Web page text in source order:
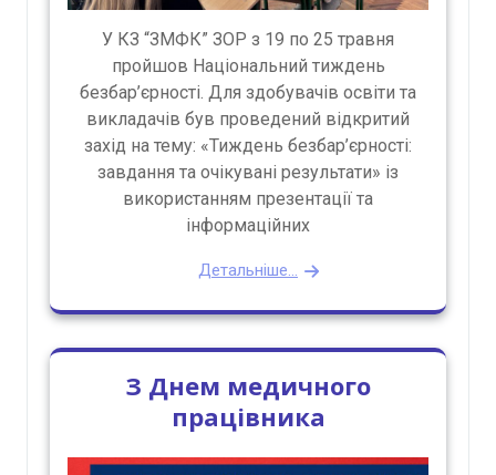
У КЗ “ЗМФК” ЗОР з 19 по 25 травня
пройшов Національний тиждень
безбар’єрності. Для здобувачів освіти та
викладачів був проведений відкритий
захід на тему: «Тиждень безбар’єрності:
завдання та очікувані результати» із
використанням презентації та
інформаційних
Детальніше...
З Днем медичного
працівника